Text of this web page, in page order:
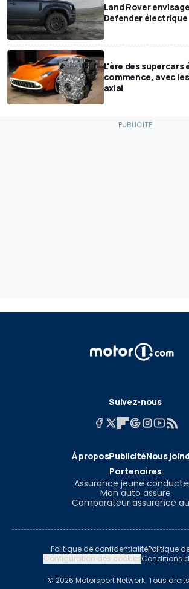
Land Rover
Defender électrique
L'ère des supercars
commence, avec
axial
Suivez-nous
À proposPublicitéNous
Partenaires
Assurance jeune
Mon auto assure
Comparateur assurance
Politique de confidentialitéPolitique
Configuration des cookiesConditions
© 2026 Motorsport Network. Tous